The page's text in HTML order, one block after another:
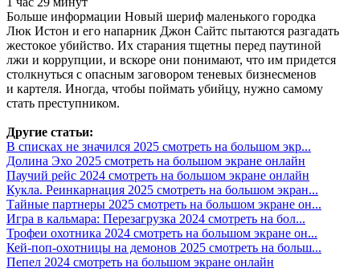
Больше информации Новый шериф маленького городка
Люк Истон и его напарник Джон Сайтс пытаются разгадать
жестокое убийство. Их старания тщетны перед паутиной
лжи и коррупции, и вскоре они понимают, что им придется
столкнуться с опасным заговором теневых бизнесменов
и картеля. Иногда, чтобы поймать убийцу, нужно самому
стать преступником.
Другие статьи:
В списках не значился 2025 смотреть на большом экр...
Долина Эхо 2025 смотреть на большом экране онлайн
Паучий рейс 2024 смотреть на большом экране онлайн
Кукла. Реинкарнация 2025 смотреть на большом экран...
Тайные партнеры 2025 смотреть на большом экране он...
Игра в кальмара: Перезагрузка 2024 смотреть на бол...
Трофеи охотника 2024 смотреть на большом экране он...
Кей-поп-охотницы на демонов 2025 смотреть на больш...
Пепел 2024 смотреть на большом экране онлайн